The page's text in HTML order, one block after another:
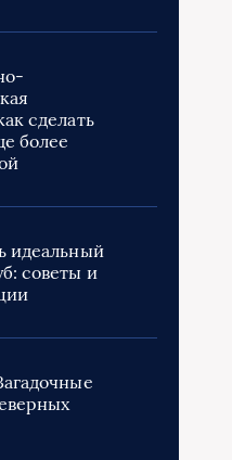
сделать
более
идеальный
советы и